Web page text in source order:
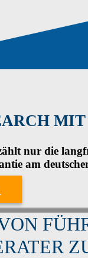
nur die
am